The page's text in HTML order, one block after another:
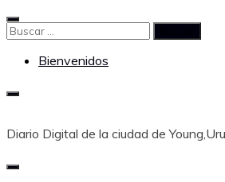
Saltar
al
Buscar:
Bienvenidos
Diario Digital de la ciudad de